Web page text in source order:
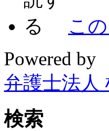
こ
Powered by
弁護士法人
検索